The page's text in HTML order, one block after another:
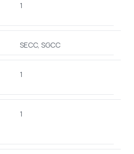
1
SECC, SGCC
1
1